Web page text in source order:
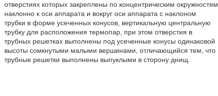
отверстиях которых закреплены по концентрическим окружностям
наклонно к оси аппарата и вокруг оси аппарата с наклоном
трубки в форме усеченных конусов, вертикальную центральную
трубку для расположения термопар, при этом отверстия в
трубных решетках выполнены под усеченные конусы одинаковой
высоты сомкнутыми малыми вершинами, отличающийся тем, что
трубные решетки выполнены выпуклыми в сторону днищ.